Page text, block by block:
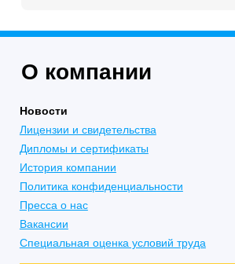
О компании
Новости
Лицензии и свидетельства
Дипломы и сертификаты
История компании
Политика конфиденциальности
Пресса о нас
Вакансии
Специальная оценка условий труда